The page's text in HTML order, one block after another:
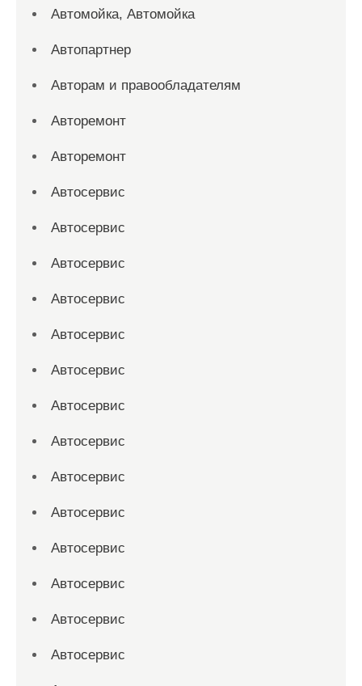
Автомойка, Автомойка
Автопартнер
Авторам и правообладателям
Авторемонт
Авторемонт
Автосервис
Автосервис
Автосервис
Автосервис
Автосервис
Автосервис
Автосервис
Автосервис
Автосервис
Автосервис
Автосервис
Автосервис
Автосервис
Автосервис